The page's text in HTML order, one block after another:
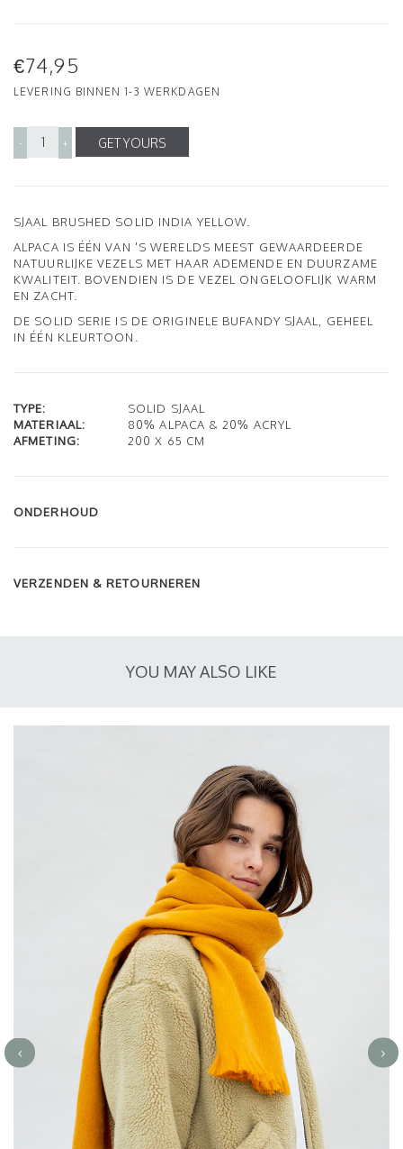
€74,95
LEVERING BINNEN 1-3 WERKDAGEN
- + GET YOURS
SJAAL BRUSHED SOLID INDIA YELLOW.
ALPACA IS ÉÉN VAN 'S WERELDS MEEST GEWAARDEERDE
NATUURLIJKE VEZELS MET HAAR ADEMENDE EN DUURZAME
KWALITEIT. BOVENDIEN IS DE VEZEL ONGELOOFLIJK WARM
EN ZACHT.
DE SOLID SERIE IS DE ORIGINELE BUFANDY SJAAL, GEHEEL
IN ÉÉN KLEURTOON.
TYPE:
SOLID SJAAL
MATERIAAL:
80% ALPACA & 20% ACRYL
AFMETING:
200 X 65 CM
ONDERHOUD
VERZENDEN & RETOURNEREN
YOU MAY ALSO LIKE